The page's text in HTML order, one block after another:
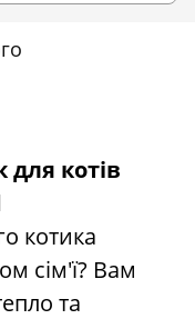
для котів
котика
сім'ї? Вам
та